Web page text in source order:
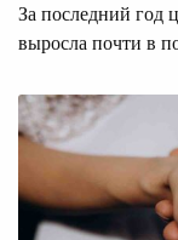
За последний год
выросла почти в